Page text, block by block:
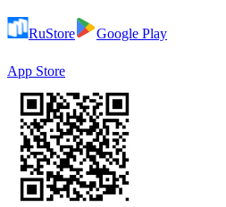
RuStore Google Play
App Store